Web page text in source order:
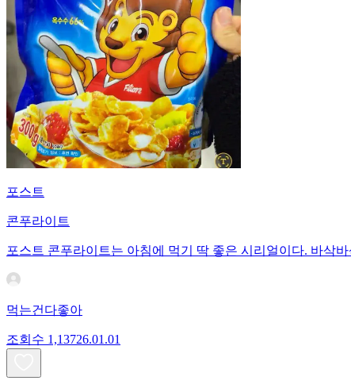
포스트
콘푸라이트
포스트 콘푸라이트는 아침에 먹기 딱 좋은 시리얼이다. 바삭
먹는건다좋아
조회수 1,13726.01.01